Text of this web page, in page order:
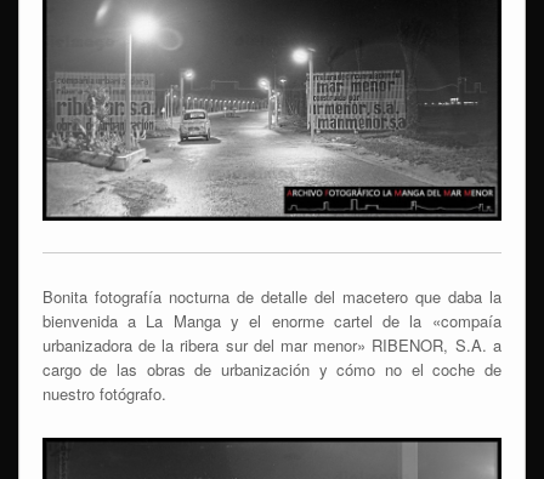
Bonita fotografía nocturna de detalle del macetero que daba la
bienvenida a La Manga y el enorme cartel de la «compaía
urbanizadora de la ribera sur del mar menor» RIBENOR, S.A. a
cargo de las obras de urbanización y cómo no el coche de
nuestro fotógrafo.